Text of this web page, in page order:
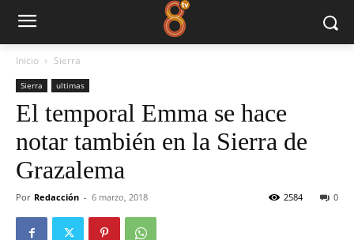
Inicio Sierra
Sierra ultimas
El temporal Emma se hace
notar también en la Sierra de
Grazalema
Por Redacción - 6 marzo, 2018 0
2584